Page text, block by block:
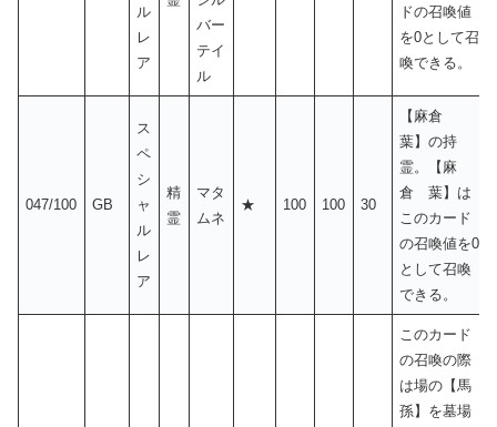
ル
レ
ア
バー
テイ
ル
ドの召喚値
を0として召
喚できる。
047/100 GB
ス
ペ
シ
ャ
ル
レ
ア
精
霊
マタ
ムネ
★ 100 100 30
【麻倉
葉】の持
霊。【麻
倉 葉】は
このカード
の召喚値を0
として召喚
できる。
このカード
の召喚の際
は場の【馬
孫】を墓場